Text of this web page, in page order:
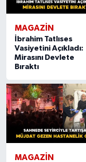
MAGAZIN
İbrahim Tatlıses
Vasiyetini Açıkladı:
Mirasını Devlete
Bıraktı
MAGAZIN